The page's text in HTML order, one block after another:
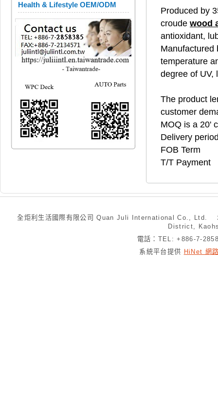
Health & Lifestyle OEM/ODM
Produced by
croude wood
antioxidant,
Manufactured
temperature
degree of UV,
The product
customer
MOQ is a 20'
Delivery
FOB Term
T/T Payment
全炬利生活國際有限公司 Quan Juli International Co., Ltd.
District,
電話：TEL: +886-7-
系統平台提供 HiNet 網